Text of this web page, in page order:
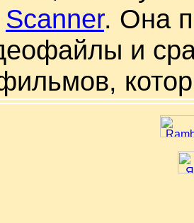
Scanner. Она
и